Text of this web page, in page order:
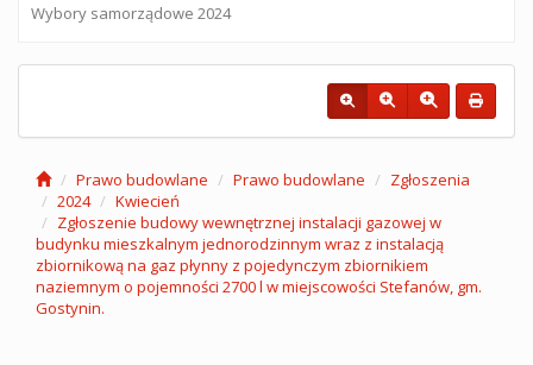
Wybory samorządowe 2024
Prawo budowlane Prawo budowlane
Zgłoszenia
2024
Kwiecień
Zgłoszenie budowy wewnętrznej instalacji gazowej w
budynku mieszkalnym jednorodzinnym wraz z instalacją
zbiornikową na gaz płynny z pojedynczym zbiornikiem
naziemnym o pojemności 2700 l w miejscowości Stefanów, gm.
Gostynin.